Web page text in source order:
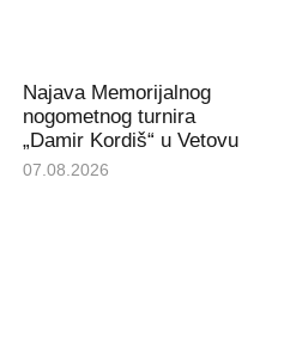
Najava Memorijalnog
nogometnog turnira
„Damir Kordiš“ u Vetovu
07.08.2026